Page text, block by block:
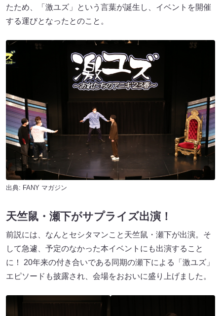
たため、「激ユズ」という言葉が誕生し、イベントを開催
する運びとなったとのこと。
出典: FANY マガジン
天竺鼠・瀬下がサプライズ出演！
前説には、なんとセシタマンこと天竺鼠・瀬下が出演。そ
して急遽、予定のなかった本イベントにも出演すること
に！ 20年来の付き合いである同期の瀬下による「激ユズ」
エピソードも披露され、会場をおおいに盛り上げました。